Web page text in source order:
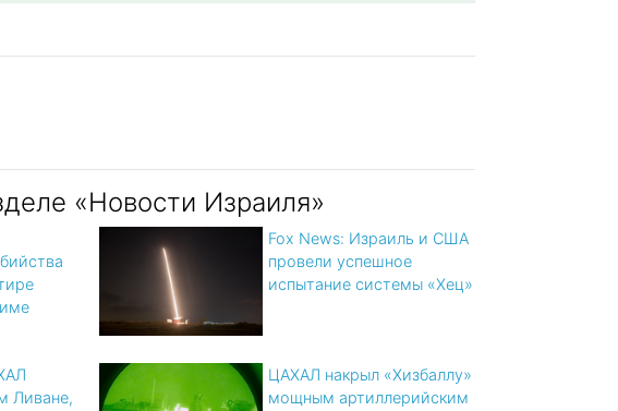
«Новости Израиля»
Fox News: Израиль и США
провели успешное
испытание системы «Хец»
Ливане,
ЦАХАЛ накрыл «Хизбаллу»
мощным артиллерийским